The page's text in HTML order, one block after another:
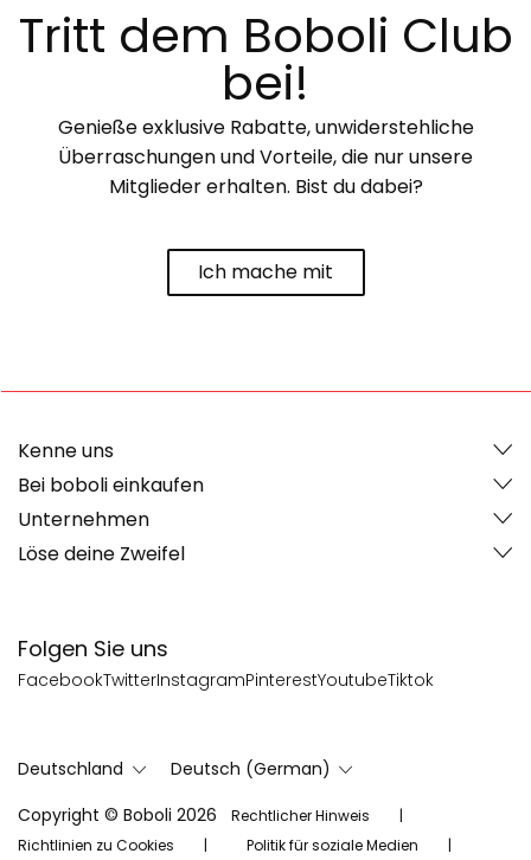
Tritt dem Boboli Club
bei!
Genieße exklusive Rabatte, unwiderstehliche
Überraschungen und Vorteile, die nur unsere
Mitglieder erhalten. Bist du dabei?
Ich mache mit
Folgen Sie uns
FacebookTwitterInstagramPinterestYoutubeTiktok
Kenne uns
Bei boboli einkaufen
Unternehmen
Löse deine Zweifel
Deutschland
Deutsch (German)
Copyright © Boboli 2026
Rechtlicher Hinweis
Richtlinien zu Cookies
Politik für soziale Medien